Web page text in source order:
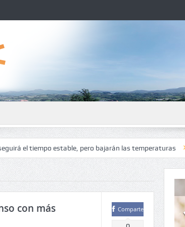
estable, pero bajarán las temperaturas El tiempo
con más
Comparte